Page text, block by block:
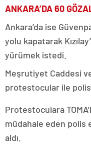
ANKARA’DA 60
Ankara’da ise
yolu kapatarak
yürümek istedi.
Meşrutiyet Caddesi
protestocular ile polis
Protestoculara
müdahale eden polis
aldı.